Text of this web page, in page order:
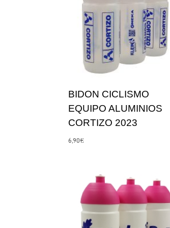
BIDON CICLISMO
EQUIPO ALUMINIOS
CORTIZO 2023
6,90€